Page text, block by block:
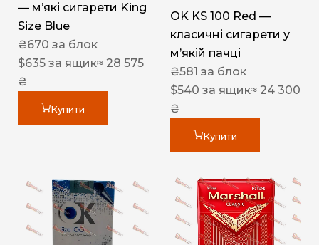
— м’які сигарети King
Size Blue
₴670 за блок
$635 за ящик≈ 28 575
₴
Купити
OK KS 100 Red —
класичні сигарети у
м’якій пачці
₴581 за блок
$540 за ящик≈ 24 300
₴
Купити